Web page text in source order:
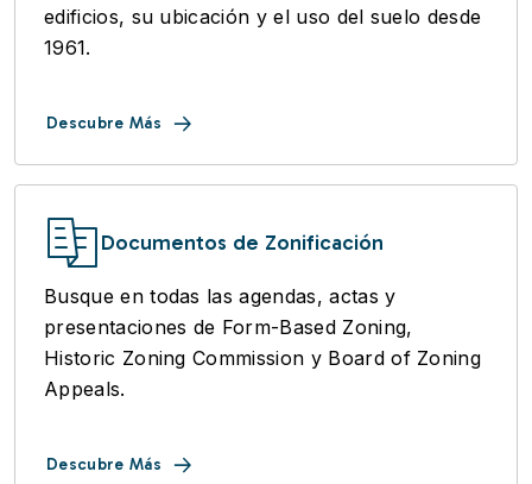
edificios, su ubicación y el uso del suelo desde
1961.
Descubre Más
Documentos de Zonificación
Busque en todas las agendas, actas y
presentaciones de Form-Based Zoning,
Historic Zoning Commission y Board of Zoning
Appeals.
Descubre Más